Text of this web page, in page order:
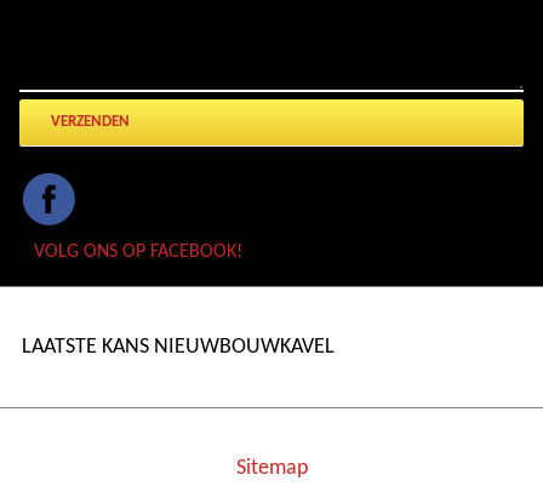
VOLG ONS OP FACEBOOK!
LAATSTE KANS NIEUWBOUWKAVEL
Sitemap